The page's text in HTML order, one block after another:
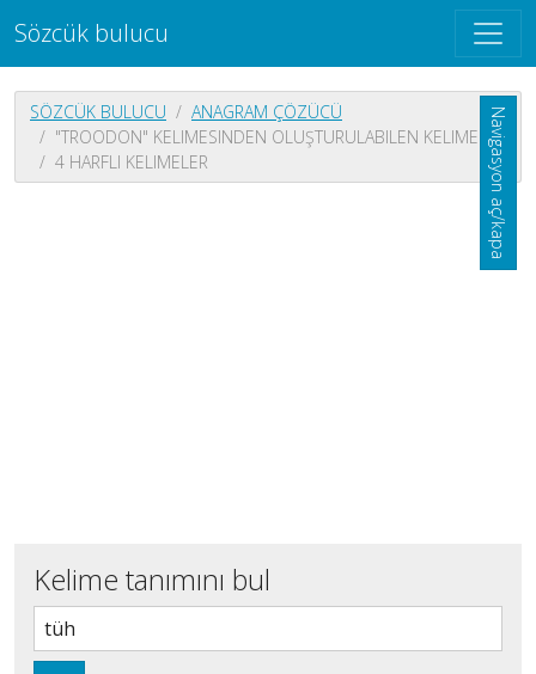
Sözcük bulucu
Navigasyon aç/kapa
SÖZCÜK BULUCU
ANAGRAM ÇÖZÜCÜ
"TROODON" KELIMESINDEN OLUŞTURULABILEN KELIMELER
4 HARFLI KELIMELER
Kelime tanımını bul